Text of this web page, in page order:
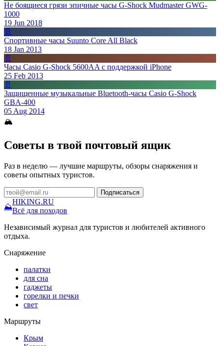
Не боящиеся грязи эпичные часы G-Shock Mudmaster GWG-
1000
19 Jun 2018
📄
Спортивные часы Suunto Core All Black
18 Jan 2013
📄
Часы Casio G-Shock 5600AA с поддержкой iPhone
25 Feb 2013
📄
Защищенные музыкальные Bluetooth-часы Casio G-Shock
GBA-400
05 Aug 2014
🏔
Советы в твой почтовый ящик
Раз в неделю — лучшие маршруты, обзоры снаряжения и
советы опытных туристов.
Подписаться
⛰
HIKING.RU
Всё для походов
Независимый журнал для туристов и любителей активного
отдыха.
Снаряжение
палатки
для сна
гаджеты
горелки и печки
свет
Маршруты
Крым